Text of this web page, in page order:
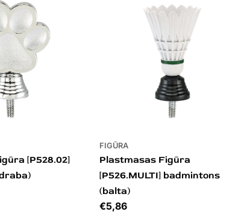
[P528.02]
FIGŪRA
Plastmasas Figūra
[P526.MULTI] badmintons
(balta)
Cena
€5,86